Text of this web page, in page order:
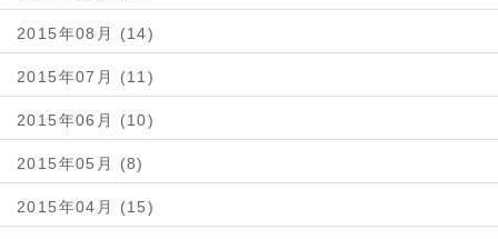
2015年08月 (14)
2015年07月 (11)
2015年06月 (10)
2015年05月 (8)
2015年04月 (15)